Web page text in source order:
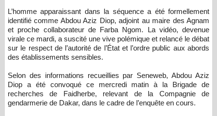
L’homme apparaissant dans la séquence a été formellement
identifié comme Abdou Aziz Diop, adjoint au maire des Agnam
et proche collaborateur de Farba Ngom. La vidéo, devenue
virale ce mardi, a suscité une vive polémique et relancé le débat
sur le respect de l’autorité de l’État et l’ordre public aux abords
des établissements sensibles.
Selon des informations recueillies par Seneweb, Abdou Aziz
Diop a été convoqué ce mercredi matin à la Brigade de
recherches de Faidherbe, relevant de la Compagnie de
gendarmerie de Dakar, dans le cadre de l’enquête en cours.